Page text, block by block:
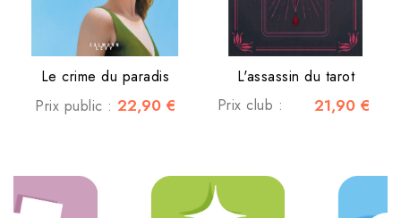
Le crime du paradis
Prix public : 22,90 €
L'assassin du tarot
Prix club :
21,90 €